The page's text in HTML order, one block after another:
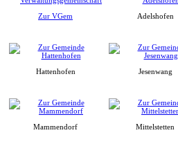
Zur VGem Adelshofen
Hattenhofen Jesenwang
Mammendorf Mittelstetten